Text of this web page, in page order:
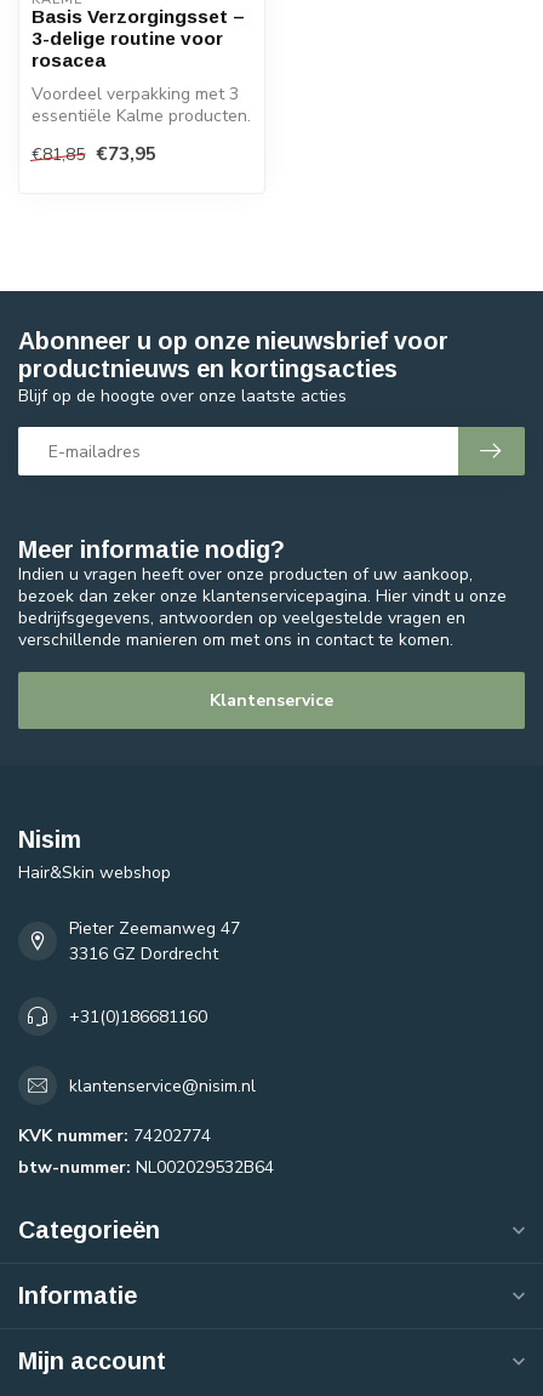
Basis Verzorgingsset –
3-delige routine voor
rosacea
Voordeel verpakking met 3
essentiële Kalme producten.
e...
€81,85 €73,95
Meer informatie nodig?
Indien u vragen heeft over onze producten of uw aankoop,
bezoek dan zeker onze klantenservicepagina. Hier vindt u onze
bedrijfsgegevens, antwoorden op veelgestelde vragen en
verschillende manieren om met ons in contact te komen.
Klantenservice
Abonneer u op onze nieuwsbrief voor
productnieuws en kortingsacties
Blijf op de hoogte over onze laatste acties
Nisim
Hair&Skin webshop
Pieter Zeemanweg 47
3316 GZ Dordrecht
+31(0)186681160
klantenservice@nisim.nl
KVK nummer: 74202774
btw-nummer: NL002029532B64
Categorieën
Informatie
Mijn account